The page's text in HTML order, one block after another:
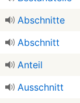
Abschnitte
Abschnitt
Anteil
Ausschnitt